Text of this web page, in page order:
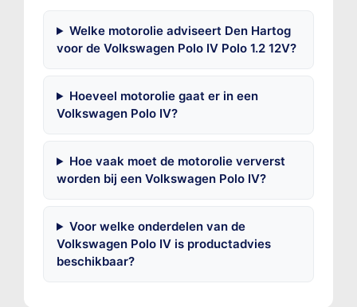
Welke motorolie adviseert Den Hartog
voor de Volkswagen Polo IV Polo 1.2 12V?
Hoeveel motorolie gaat er in een
Volkswagen Polo IV?
Hoe vaak moet de motorolie ververst
worden bij een Volkswagen Polo IV?
Voor welke onderdelen van de
Volkswagen Polo IV is productadvies
beschikbaar?